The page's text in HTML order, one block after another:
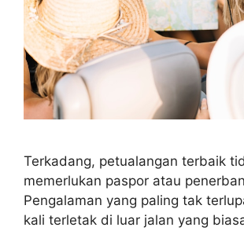
Terkadang, petualangan terbaik
memerlukan paspor atau
Pengalaman yang paling tak
kali terletak di luar jalan yang